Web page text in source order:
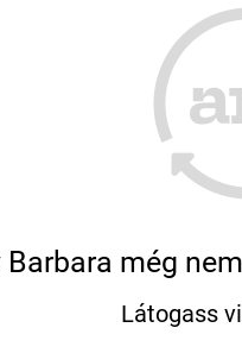
Barbara még
Látogass